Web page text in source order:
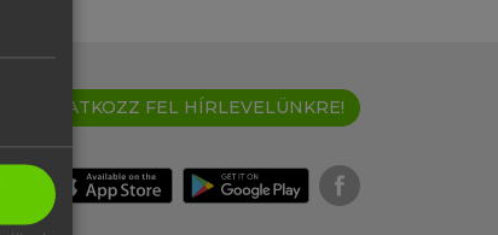
IRATKOZZ FEL HÍRLEVELÜNKRE!